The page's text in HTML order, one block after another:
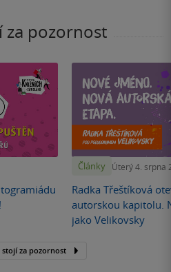
za pozornost
Články Úterý 4. srpna
Radka Třeštíková
autorskou kapitolu.
jako Velikovsky
stojí za pozornost